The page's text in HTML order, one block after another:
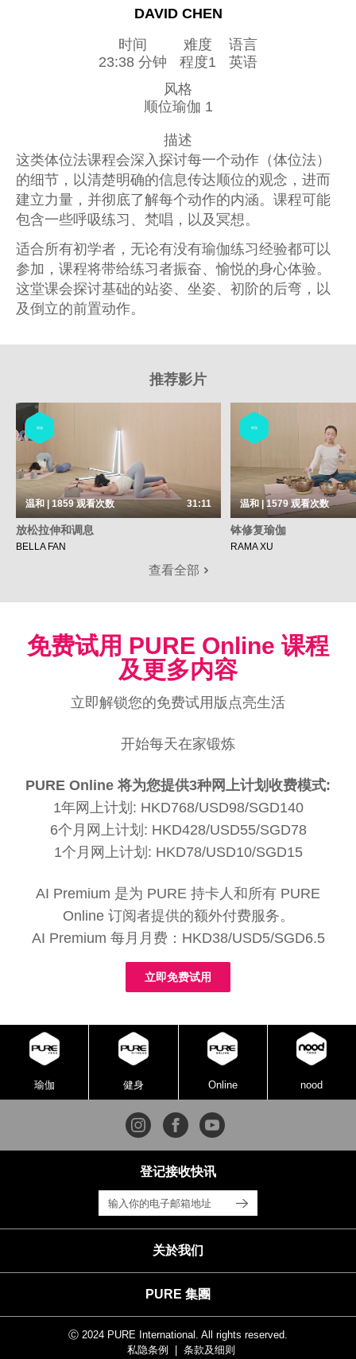
DAVID CHEN
时间
23:38 分钟
难度
程度1
语言
英语
风格
顺位瑜伽 1
描述
这类体位法课程会深入探讨每一个动作（体位法）
的细节，以清楚明确的信息传达顺位的观念，进而
建立力量，并彻底了解每个动作的内涵。课程可能
包含一些呼吸练习、梵唱，以及冥想。
适合所有初学者，无论有没有瑜伽练习经验都可以
参加，课程将带给练习者振奋、愉悦的身心体验。
这堂课会探讨基础的站姿、坐姿、初阶的后弯，以
及倒立的前置动作。
推荐影片
瑜伽
温和 | 1859 观看次数 31:11
放松拉伸和调息
BELLA FAN
瑜伽
温和 | 1579观看次数
钵修复瑜伽
RAMA XU
查看全部
免费试用 PURE Online 课程
及更多内容
立即解锁您的免费试用版点亮生活
开始每天在家锻炼
PURE Online 将为您提供3种网上计划收费模式:
1年网上计划: HKD768/USD98/SGD140
6个月网上计划: HKD428/USD55/SGD78
1个月网上计划: HKD78/USD10/SGD15
AI Premium 是为 PURE 持卡人和所有 PURE
Online 订阅者提供的额外付费服务。
AI Premium 每月月费：HKD38/USD5/SGD6.5
立即免费试用
瑜伽 健身 Online nood
关於我们
PURE 集團
登记接收快讯
Ⓒ 2024 PURE International. All rights reserved.
私隐条例
条款及细则